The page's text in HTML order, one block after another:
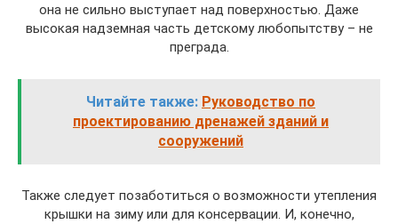
она не сильно выступает над поверхностью. Даже
высокая надземная часть детскому любопытству – не
преграда.
Читайте также: Руководство по
проектированию дренажей зданий и
сооружений
Также следует позаботиться о возможности утепления
крышки на зиму или для консервации. И, конечно,